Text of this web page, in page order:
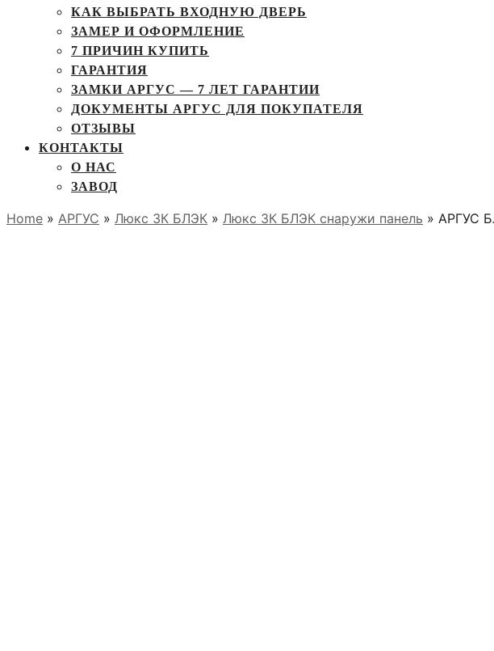
КАК ВЫБРАТЬ ВХОДНУЮ ДВЕРЬ
ЗАМЕР И ОФОРМЛЕНИЕ
7 ПРИЧИН КУПИТЬ
ГАРАНТИЯ
ЗАМКИ АРГУС — 7 ЛЕТ ГАРАНТИИ
ДОКУМЕНТЫ АРГУС ДЛЯ ПОКУПАТЕЛЯ
ОТЗЫВЫ
КОНТАКТЫ
О НАС
ЗАВОД
Home » АРГУС » Люкс 3К БЛЭК » Люкс 3К БЛЭК снаружи панель » АРГУС